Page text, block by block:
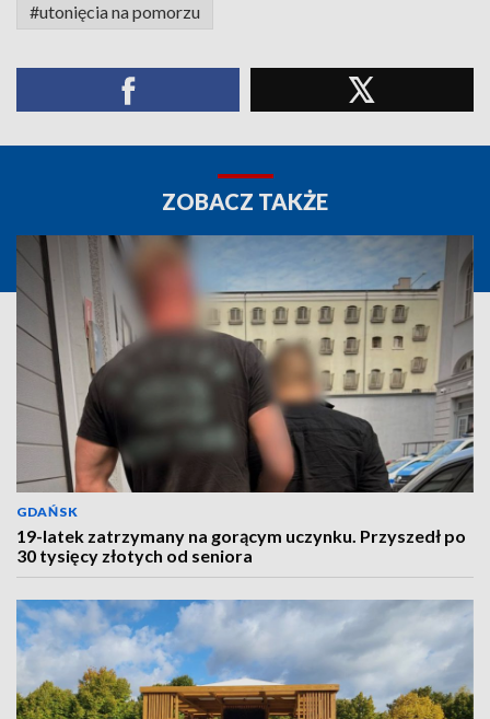
#utonięcia na pomorzu
ZOBACZ TAKŻE
GDAŃSK
19-latek zatrzymany na gorącym uczynku. Przyszedł po
30 tysięcy złotych od seniora